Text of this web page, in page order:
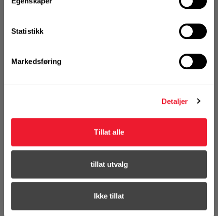
Statistikk
Markedsføring
Detaljer
Tillat alle
tillat utvalg
Ikke tillat
Fasadeplugg Hilti HRD-HF 10x100
Klikk & Hent i Motek Oslo - Brobekk + 10 andre
se din avtalepris
Handleliste